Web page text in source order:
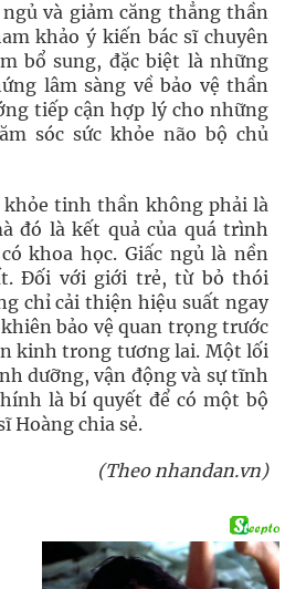
và giảm căng thẳng thần
khảo ý kiến bác sĩ chuyên
bổ sung, đặc biệt là những
lâm sàng về bảo vệ thần
tiếp cận hợp lý cho những
sóc sức khỏe não bộ chủ
khỏe tinh thần không phải là
đó là kết quả của quá trình
khoa học. Giấc ngủ là nền
Đối với giới trẻ, từ bỏ thói
chỉ cải thiện hiệu suất ngay
bảo vệ quan trọng trước
kinh trong tương lai. Một lối
dưỡng, vận động và sự tĩnh
là bí quyết để có một bộ
Hoàng chia sẻ.
(Theo nhandan.vn)